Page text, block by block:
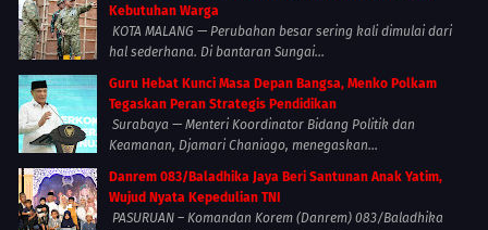
Kebutuhan Warga
KOTA MALANG — Perubahan besar sering kali dimulai dari
hal sederhana. Di bantaran Sungai...
Guru Hebat Kunci Masa Depan Bangsa, Menko Polkam
Tegaskan Peran Strategis Pendidikan
Surabaya — Menteri Koordinator Bidang Politik dan
Keamanan, Djamari Chaniago, menegaskan...
Danrem 083/Baladhika Jaya Beri Santunan Anak Yatim,
Wujud Nyata Kepedulian TNI
PASURUAN – Komandan Korem (Danrem) 083/Baladhika